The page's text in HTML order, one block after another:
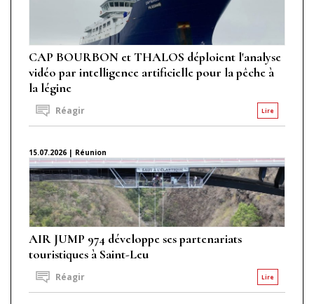
CAP BOURBON et THALOS déploient l'analyse
vidéo par intelligence artificielle pour la pêche à
la légine
Lire
Réagir
15.07.2026 | Réunion
AIR JUMP 974 développe ses partenariats
touristiques à Saint-Leu
Lire
Réagir